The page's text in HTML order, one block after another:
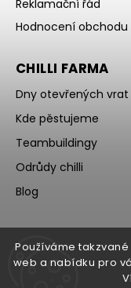
Používáme
web a nabídku pro
Reklamační řád
Hodnocení obchodu
CHILLI FARMA
Dny otevřených vrat
Kde pěstujeme
Teambuildingy
Odrůdy chilli
Blog